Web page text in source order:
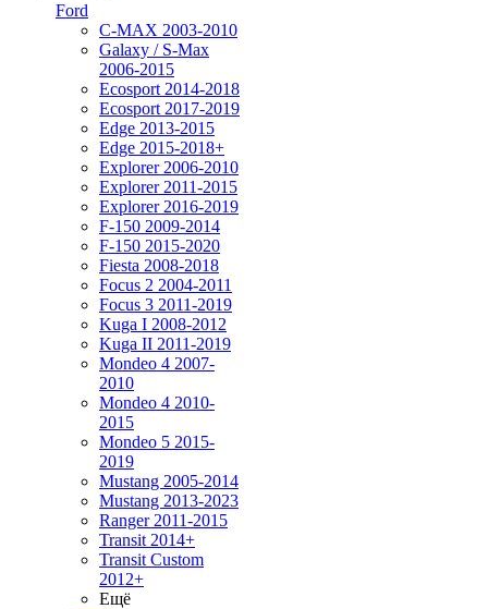
Ford
C-MAX 2003-2010
Galaxy / S-Max
2006-2015
Ecosport 2014-2018
Ecosport 2017-2019
Edge 2013-2015
Edge 2015-2018+
Explorer 2006-2010
Explorer 2011-2015
Explorer 2016-2019
F-150 2009-2014
F-150 2015-2020
Fiesta 2008-2018
Focus 2 2004-2011
Focus 3 2011-2019
Kuga I 2008-2012
Kuga II 2011-2019
Mondeo 4 2007-
2010
Mondeo 4 2010-
2015
Mondeo 5 2015-
2019
Mustang 2005-2014
Mustang 2013-2023
Ranger 2011-2015
Transit 2014+
Transit Custom
2012+
Ещё